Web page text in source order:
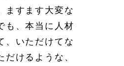
ますます大変な
も、本当に人材
、いただけてな
けるような、